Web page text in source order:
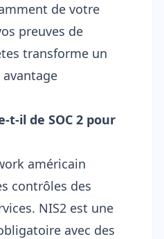
de votre
preuves de
transforme un
t-il de SOC 2 pour
américain
contrôles des
NIS2 est une
avec des